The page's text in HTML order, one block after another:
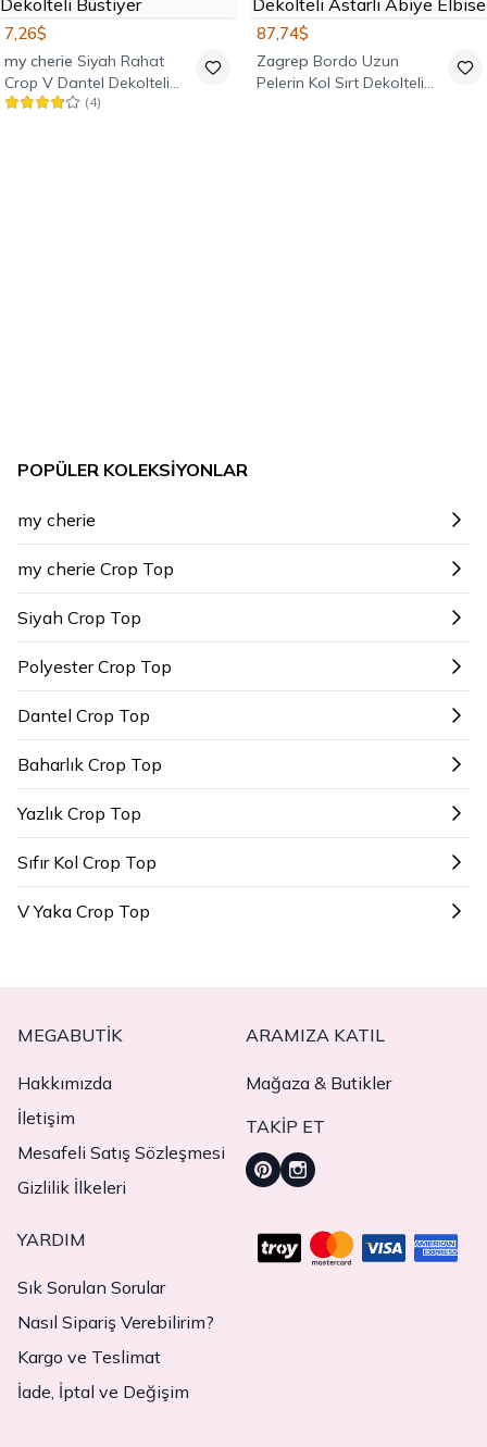
7,26$
my cherie Siyah Rahat
Crop V Dantel Dekolteli
Büstiyer
(4)
87,74$
Zagrep Bordo Uzun
Pelerin Kol Sırt Dekolteli
POPÜLER KOLEKSIYONLAR
my cherie
my cherie Crop Top
Siyah Crop Top
Polyester Crop Top
Dantel Crop Top
Baharlık Crop Top
Yazlık Crop Top
Sıfır Kol Crop Top
V Yaka Crop Top
MEGABUTIK
Hakkımızda
İletişim
Mesafeli Satış Sözleşmesi
Gizlilik İlkeleri
ARAMIZA KATIL
Mağaza & Butikler
TAKIP ET
YARDIM
Sık Sorulan Sorular
Nasıl Sipariş Verebilirim?
Kargo ve Teslimat
İade, İptal ve Değişim